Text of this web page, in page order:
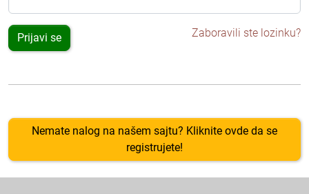
Prijavi se Zaboravili ste lozinku?
Nemate nalog na našem sajtu? Kliknite ovde da se
registrujete!